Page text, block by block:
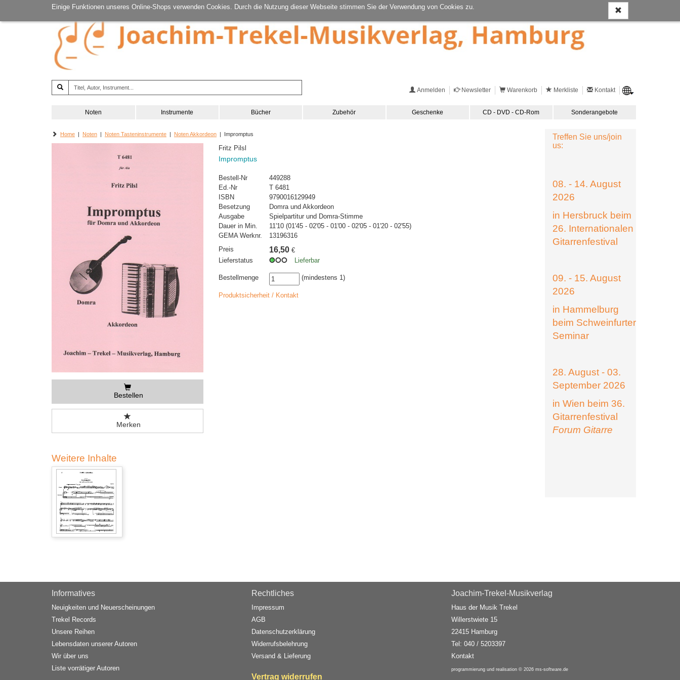
Einige Funktionen unseres Online-Shops verwenden Cookies. Durch die Nutzung dieser Webseite stimmen Sie der Verwendung von Cookies zu.
Anmelden Newsletter Warenkorb Merkliste Kontakt
Noten Instrumente Bücher Zubehör Geschenke CD - DVD - CD-Rom Sonderangebote
Home | Noten | Noten Tasteninstrumente | Noten Akkordeon | Impromptus
Bestellen
Merken
Fritz Pilsl
Impromptus
Bestell-Nr
449288
Ed.-Nr
T 6481
ISBN
9790016129949
Besetzung
Domra und Akkordeon
Ausgabe
Spielpartitur und Domra-Stimme
Dauer in Min.
11'10 (01'45 - 02'05 - 01'00 - 02'05 - 01'20 - 02'55)
GEMA Werknr.
13196316
Preis
16,50 €
Lieferstatus
Lieferbar
Bestellmenge (mindestens 1)
Produktsicherheit / Kontakt
Weitere Inhalte
Treffen Sie uns/join
us:
08. - 14. August
2026
in Hersbruck beim
26. Internationalen
Gitarrenfestival
09. - 15. August
2026
in Hammelburg
beim Schweinfurter
Seminar
28. August - 03.
September 2026
in Wien beim 36.
Gitarrenfestival
Forum Gitarre
Informatives
Neuigkeiten und Neuerscheinungen
Trekel Records
Unsere Reihen
Lebensdaten unserer Autoren
Wir über uns
Liste vorrätiger Autoren
Rechtliches
Impressum
AGB
Datenschutzerklärung
Widerrufsbelehrung
Versand & Lieferung
Vertrag widerrufen
Joachim-Trekel-Musikverlag
Haus der Musik Trekel
Willerstwiete 15
22415 Hamburg
Tel: 040 / 5203397
Kontakt
programmierung und realisation © 2026 ms-software.de